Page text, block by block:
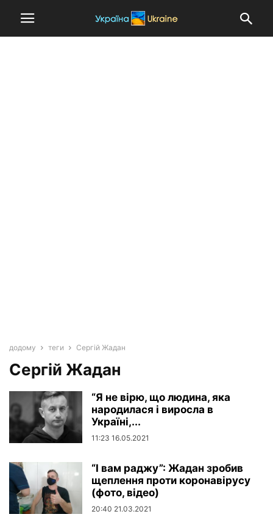
додому теги Сергій Жадан
Сергій Жадан
“Я не вірю, що людина, яка
народилася і виросла в
Україні,...
11:23 16.05.2021
“І вам раджу”: Жадан зробив
щеплення проти коронавірусу
(фото, відео)
20:40 21.03.2021